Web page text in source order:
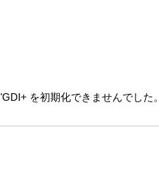
を初期化できませんでした。